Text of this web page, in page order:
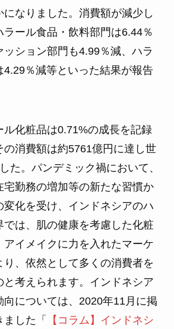
になりました。消費額が減少し
ラール食品・飲料部門は6.44％
ション部門も4.99％減、ハラ
4.29％減等といった結果が報告
ル化粧品は0.71%の成長を記録
の消費額は約5761億円に達し世
た。パンデミック禍において、
宅勤務の増加等の新たな習慣か
変化を受け、インドネシアのハ
では、肌の健康を考慮した化粧
アイメイクに力を入れたマーケ
り、依然として多くの消費者を
と考えられます。インドネシア
向については、2020年11月に掲
した「
【コラム】インドネシ